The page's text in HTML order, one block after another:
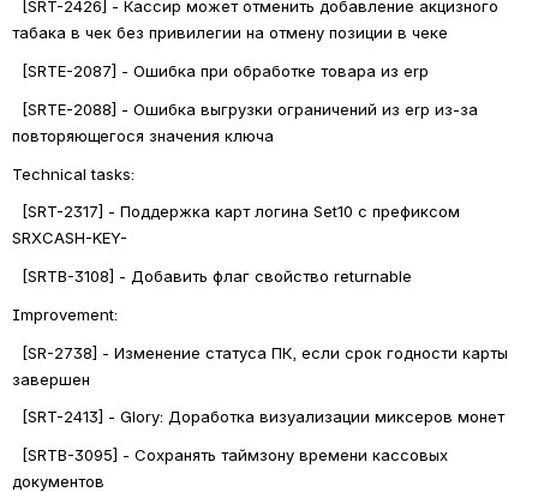
[SRT-2426] - Кассир может отменить добавление акцизного
табака в чек без привилегии на отмену позиции в чеке
[SRTE-2087] - Ошибка при обработке товара из erp
[SRTE-2088] - Ошибка выгрузки ограничений из erp из-за
повторяющегося значения ключа
Technical tasks:
[SRT-2317] - Поддержка карт логина Set10 с префиксом
SRXCASH-KEY-
[SRTB-3108] - Добавить флаг свойство returnable
Improvement:
[SR-2738] - Изменение статуса ПК, если срок годности карты
завершен
[SRT-2413] - Glory: Доработка визуализации миксеров монет
[SRTB-3095] - Сохранять таймзону времени кассовых
документов